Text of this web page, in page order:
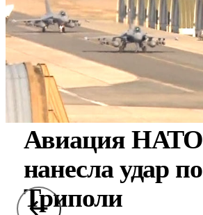
Авиация НАТО
нанесла удар по
Триполи